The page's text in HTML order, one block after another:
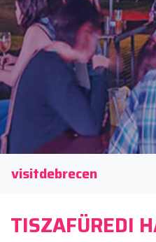
visitdebrecen
TISZAFÜREDI